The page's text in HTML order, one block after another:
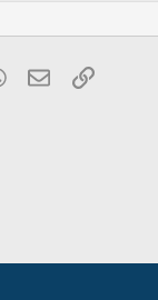
WhatsApp
E-MailLink